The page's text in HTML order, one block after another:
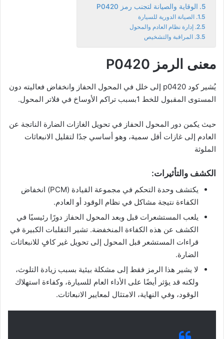
الوقاية والصيانة لتجنب رمز P0420
الصيانة الدورية للسيارة
إدارة نظام العادم والمحول
المراقبة والتشخيص
معنى الرمز P0420
يُشير كود p0420 إلى خلل في المحول الحفاز وانخفاض فعاليته دون
المستوى المقبول للخط 1بسبب تراكم الأوساخ في فلاتر المحول.
حيث يكمن دور المحول الحفاز في تحويل الغازات الضارة الناتجة عن
العادم إلى غازات أقل سمية، وهو أساسي جدًا لتقليل الانبعاثات
الملوثة
الكشف والتأثيرات:
يكتشف وحدة التحكم في مجموعة القيادة (PCM) انخفاض
الكفاءة نتيجة مشاكل في نظام الوقود أو العادم.
يلعب المستشعرات قبل وبعد المحول الحفاز دورًا رئيسيًا في
الكشف عن هذه الكفاءة المنخفضة. تشير التقلبات الكبيرة في
قراءات المستشعر قبل المحول إلى تحويل غير كافٍ للانبعاثات
الضارة.
لا يشير هذا الرمز فقط إلى مشكلة بيئية بسبب زيادة التلوث،
ولكنه قد يؤثر أيضًا على الأداء العام للسيارة، وكفاءة استهلاك
الوقود، وفي النهاية، الامتثال لمعايير الانبعاثات.